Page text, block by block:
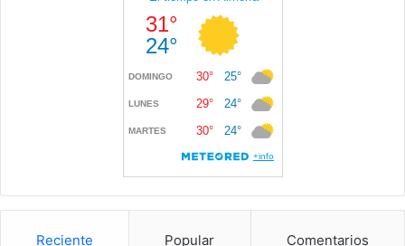
Reciente Popular Comentarios